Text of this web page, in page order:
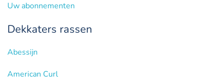
Uw abonnementen
Dekkaters rassen
Abessijn
American Curl